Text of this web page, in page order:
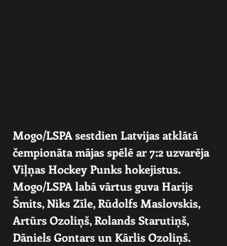
Mogo/LSPA sestdien Latvijas atklātā
čempionāta mājas spēlē ar 7:2 uzvarēja
Viļņas Hockey Punks hokejistus.
Mogo/LSPA labā vārtus guva Harijs
Šmits, Niks Zīle, Rūdolfs Maslovskis,
Artūrs Ozoliņš, Rolands Starutiņš,
Dāniels Gontars un Kārlis Ozoliņš.